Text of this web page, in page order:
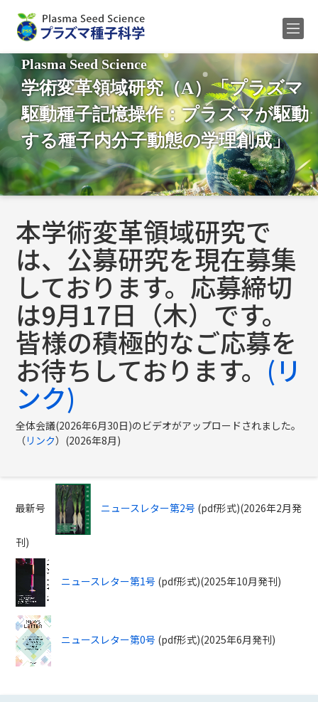
Home
メンバー
研究内容
公募
研究業績
Plasma Seed Science
学術変革領域研究（A）「プラズマ
駆動種子記憶操作：プラズマが駆動
する種子内分子動態の学理創成」
本学術変革領域研究で
は、公募研究を現在募集
しております。応募締切
は9月17日（木）です。
皆様の積極的なご応募を
お待ちしております。 (リ
ンク)
全体会議(2026年6月30日)のビデオがアップロードされました。
（リンク）(2026年8月)
最新号 ニュースレター第2号 (pdf形式)(2026年2月発
刊)
ニュースレター第1号 (pdf形式)(2025年10月発刊)
ニュースレター第0号 (pdf形式)(2025年6月発刊)